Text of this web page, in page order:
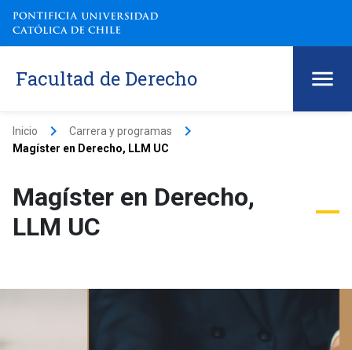
Facultad de Derecho
Inicio keyboard_arrow_right Carrera y programas keyboard_arrow_right
Magíster en Derecho, LLM UC
Magíster en Derecho,
LLM UC